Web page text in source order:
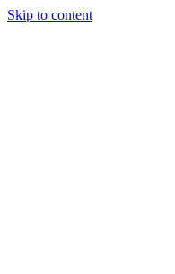
Skip to content